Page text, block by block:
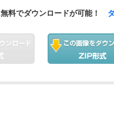
料でダウンロードが可能！